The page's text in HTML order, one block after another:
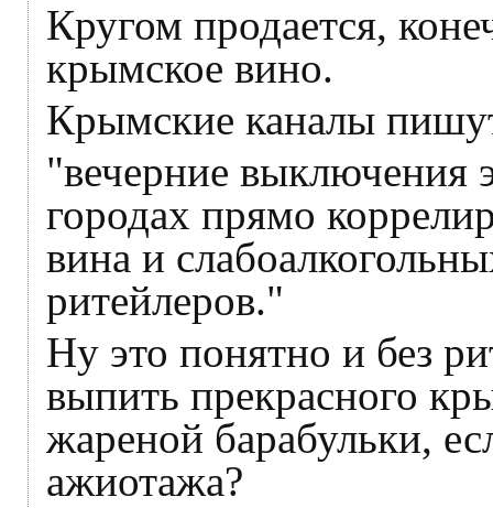
Кругом продается,
крымское вино.
Крымские каналы
"вечерние выключения
городах прямо
вина и
ритейлеров."
Ну это понятно и без
выпить прекрасного
жареной барабульки,
ажиотажа?